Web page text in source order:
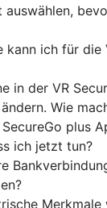
auswählen,
kann ich für die
in der VR
Wie
plus
ich jetzt tun?
Merkmale